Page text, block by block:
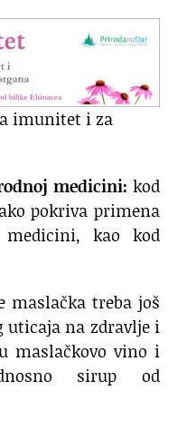
imunitet i za
medicini: kod
pokriva primena
kao kod
maslačka treba još
uticaja na zdravlje i
maslačkovo vino i
sirup od